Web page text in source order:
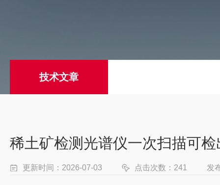
技术文章
稀土矿检测光谱仪一次扫描可
更新时间：2026-07-03 点击次数：241 发